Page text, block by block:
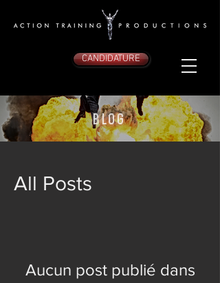
CANDIDATURE
Blog
All Posts
Aucun post publié dans